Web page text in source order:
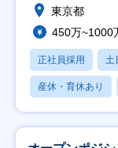
東京都
450万~1000
正社員採用 土
産休・育休あり